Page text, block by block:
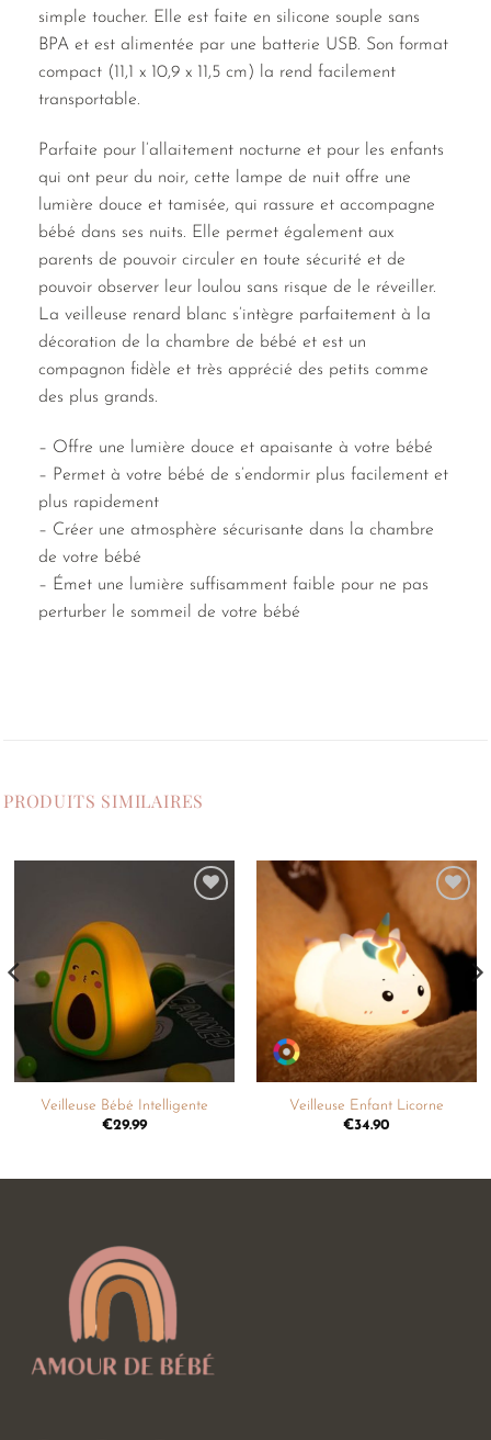
simple toucher. Elle est faite en silicone souple sans
BPA et est alimentée par une batterie USB. Son format
compact (11,1 x 10,9 x 11,5 cm) la rend facilement
transportable.
Parfaite pour l’allaitement nocturne et pour les enfants
qui ont peur du noir, cette lampe de nuit offre une
lumière douce et tamisée, qui rassure et accompagne
bébé dans ses nuits. Elle permet également aux
parents de pouvoir circuler en toute sécurité et de
pouvoir observer leur loulou sans risque de le réveiller.
La veilleuse renard blanc s’intègre parfaitement à la
décoration de la chambre de bébé et est un
compagnon fidèle et très apprécié des petits comme
des plus grands.
– Offre une lumière douce et apaisante à votre bébé
– Permet à votre bébé de s’endormir plus facilement et
plus rapidement
– Créer une atmosphère sécurisante dans la chambre
de votre bébé
– Émet une lumière suffisamment faible pour ne pas
perturber le sommeil de votre bébé
PRODUITS SIMILAIRES
Veilleuse Bébé Intelligente
€29.99
liste de
souhaits
Veilleuse Enfant Licorne
€34.90